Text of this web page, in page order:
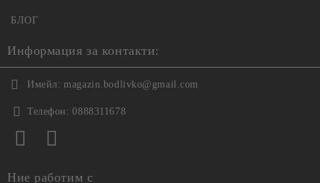
БЛОГ
Информация за контакти:
Имейл: magazin.bodlivko@gmail.com
Телефон: 0888311678
Ние работим с